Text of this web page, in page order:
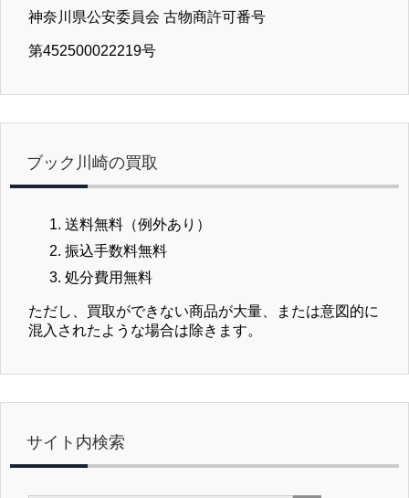
神奈川県公安委員会 古物商許可番号
第452500022219号
ブック川崎の買取
送料無料（例外あり）
振込手数料無料
処分費用無料
ただし、買取ができない商品が大量、または意図的に
混入されたような場合は除きます。
サイト内検索